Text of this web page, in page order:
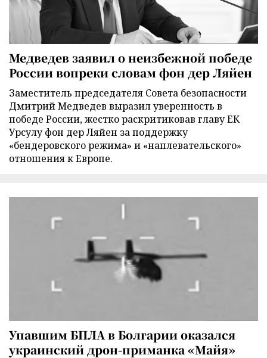
Медведев заявил о неизбежной победе
России вопреки словам фон дер Ляйен
Заместитель председателя Совета безопасности
Дмитрий Медведев выразил уверенность в
победе России, жестко раскритиковав главу ЕК
Урсулу фон дер Ляйен за поддержку
«бендеровского режима» и «наплевательского»
отношения к Европе.
Упавшим БПЛА в Болгарии оказался
украинский дрон-приманка «Майя»